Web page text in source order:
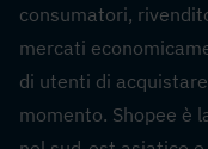
consumatori,
mercati
di utenti di
momento. Shopee è